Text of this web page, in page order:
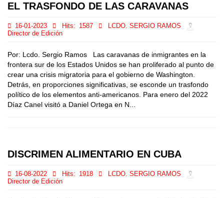
EL TRASFONDO DE LAS CARAVANAS
16-01-2023 Hits: 1587
LCDO. SERGIO RAMOS
Director de Edición
Por: Lcdo. Sergio Ramos Las caravanas de inmigrantes en la
frontera sur de los Estados Unidos se han proliferado al punto de
crear una crisis migratoria para el gobierno de Washington.
Detrás, en proporciones significativas, se esconde un trasfondo
político de los elementos anti-americanos. Para enero del 2022
Díaz Canel visitó a Daniel Ortega en N...
DISCRIMEN ALIMENTARIO EN CUBA
16-08-2022 Hits: 1918
LCDO. SERGIO RAMOS
Director de Edición